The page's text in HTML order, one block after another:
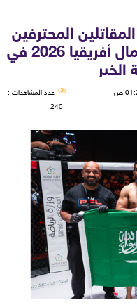
المحترفين
لمنطقة الشرق الأوسط وشمال أفريقيا 2026 في
ص
عدد المشاهدات :
240